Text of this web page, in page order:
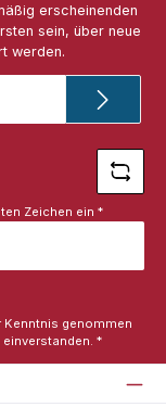
erscheinenden
sein, über neue
werden.
Zeichen ein *
Kenntnis genommen
*